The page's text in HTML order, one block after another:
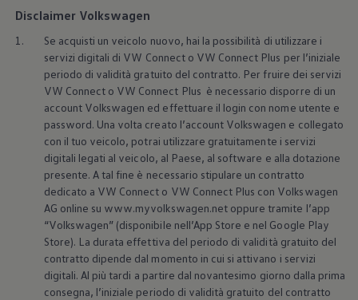
Allestimenti chiavi in mano
Trasporto persone con disabilità
Listini e Dati tecnici
Veicoli in pronta consegna
Mobilità elettrica e Ibrida Plug-In
Guida sui veicoli elettrici e sulle batterie
Veicoli elettrici
Soluzioni di ricarica e autonomia
Simulatore del tempo di ricarica
Simulatore dell’autonomia
Ricarica domestica
Ricarica in movimento
Accessori per la ricarica
Calcolo percorso
Connettività e Sicurezza
VW Connect
VW Connect per ID. Buzz
VW Connect per Amarok
VW Connect per Transporter e Caravelle
Sistemi di assistenza alla guida
Aggiornamenti software
Disclaimer Volkswagen
1.
Se acquisti un veicolo nuovo, hai la possibilità di utilizzare i
servizi digitali di VW Connect o VW Connect Plus per l’iniziale
periodo di validità gratuito del contratto. Per fruire dei servizi
VW Connect o VW Connect Plus è necessario disporre di un
account Volkswagen ed effettuare il login con nome utente e
password. Una volta creato l’account Volkswagen e collegato
con il tuo veicolo, potrai utilizzare gratuitamente i servizi
digitali legati al veicolo, al Paese, al software e alla dotazione
presente. A tal fine è necessario stipulare un contratto
dedicato a VW Connect o VW Connect Plus con Volkswagen
AG online su www.myvolkswagen.net oppure tramite l’app
“Volkswagen” (disponibile nell’App Store e nel Google Play
Store). La durata effettiva del periodo di validità gratuito del
contratto dipende dal momento in cui si attivano i servizi
digitali. Al più tardi a partire dal novantesimo giorno dalla prima
consegna, l’iniziale periodo di validità gratuito del contratto